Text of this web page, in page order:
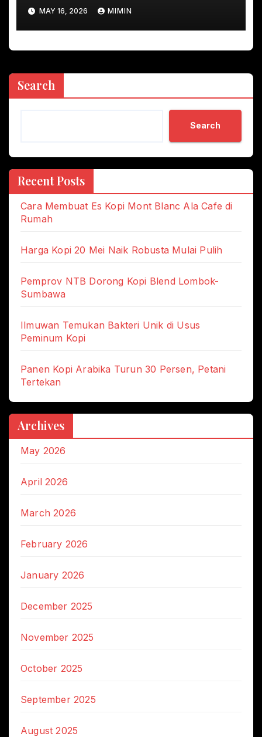
MAY 16, 2026 MIMIN
Search
Search
Recent Posts
Cara Membuat Es Kopi Mont Blanc Ala Cafe di
Rumah
Harga Kopi 20 Mei Naik Robusta Mulai Pulih
Pemprov NTB Dorong Kopi Blend Lombok-
Sumbawa
Ilmuwan Temukan Bakteri Unik di Usus
Peminum Kopi
Panen Kopi Arabika Turun 30 Persen, Petani
Tertekan
Archives
May 2026
April 2026
March 2026
February 2026
January 2026
December 2025
November 2025
October 2025
September 2025
August 2025